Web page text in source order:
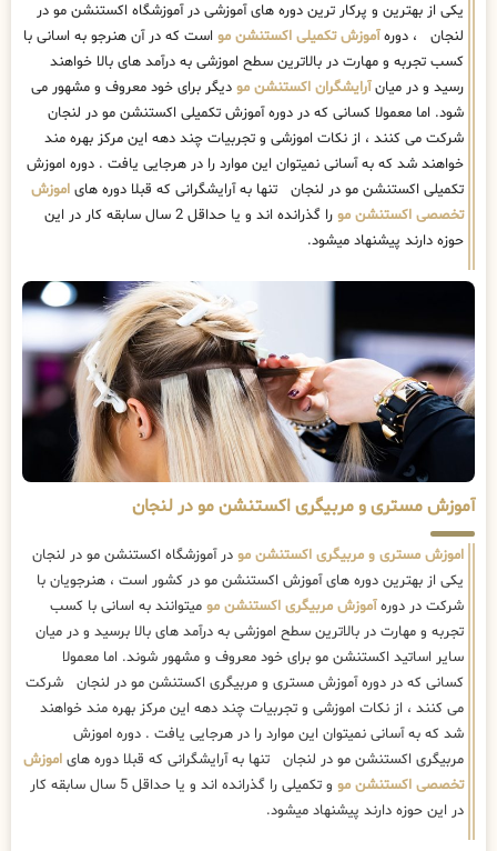
یکی از بهترین و پرکار ترین دوره های آموزشی در آموزشگاه اکستنشن مو در
لنجان ، دورهآموزش تکمیلی اکستنشن مو است که در آن هنرجو به اسانی با
کسب تجربه و مهارت در بالاترین سطح اموزشی به درآمد های بالا خواهند
رسید و در میانآرایشگران اکستنشن مو دیگر برای خود معروف و مشهور می
شود. اما معمولا کسانی که در دوره آموزش تکمیلی اکستنشن مو در لنجان
شرکت می کنند ، از نکات اموزشی و تجربیات چند دهه این مرکز بهره مند
خواهند شد که به آسانی نمیتوان این موارد را در هرجایی یافت . دوره اموزش
تکمیلی اکستنشن مو در لنجان تنها به آرایشگرانی که قبلا دوره های اموزش
تخصصی اکستنشن مو
را گذرانده اند و یا حداقل 2 سال سابقه کار در این
حوزه دارند پیشنهاد میشود.
آموزش مستری و مربیگری اکستنشن مو در لنجان
اموزش مستری و مربیگری اکستنشن مو در آموزشگاه اکستنشن مو در لنجان
یکی از بهترین دوره های آموزش اکستنشن مو در کشور است ، هنرجویان با
شرکت در دورهآموزش مربیگری اکستنشن مو میتوانند به اسانی با کسب
تجربه و مهارت در بالاترین سطح اموزشی به درآمد های بالا برسید و در میان
سایر اساتید اکستنشن مو برای خود معروف و مشهور شوند. اما معمولا
کسانی که در دوره آموزش مستری و مربیگری اکستنشن مو در لنجان شرکت
می کنند ، از نکات اموزشی و تجربیات چند دهه این مرکز بهره مند خواهند
شد که به آسانی نمیتوان این موارد را در هرجایی یافت . دوره اموزش
مربیگری اکستنشن مو در لنجان تنها به آرایشگرانی که قبلا دوره های اموزش
تخصصی اکستنشن مو
و تکمیلی را گذرانده اند و یا حداقل 5 سال سابقه کار
در این حوزه دارند پیشنهاد میشود.